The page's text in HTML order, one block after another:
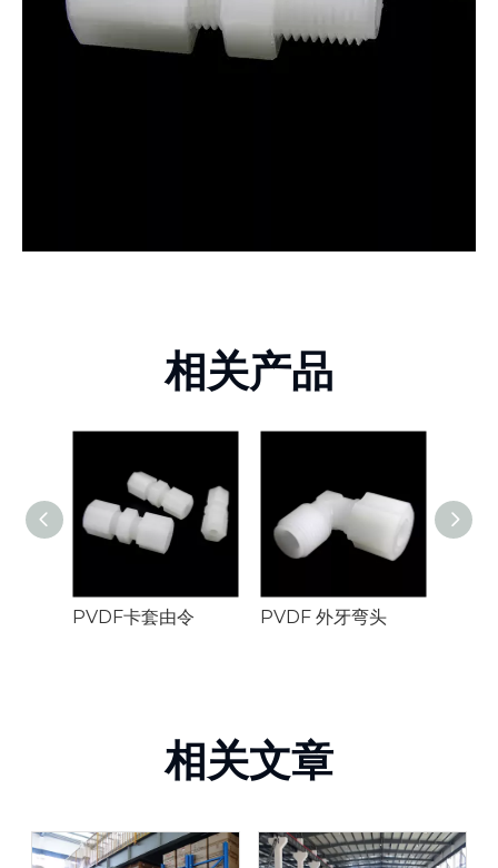
相关产品
PVDF卡套由令 PVDF 外牙弯头
相关文章